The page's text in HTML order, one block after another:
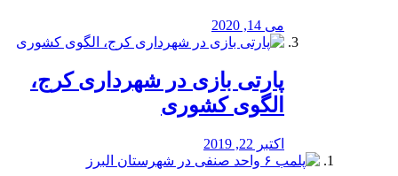
می 14, 2020
پارتی بازی در شهرداری کرج،
الگوی کشوری
اکتبر 22, 2019